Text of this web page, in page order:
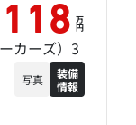
118 万
円
カーズ）3
写真
装備
情報